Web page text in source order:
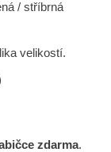
/ stříbrná
velikostí.
zdarma.